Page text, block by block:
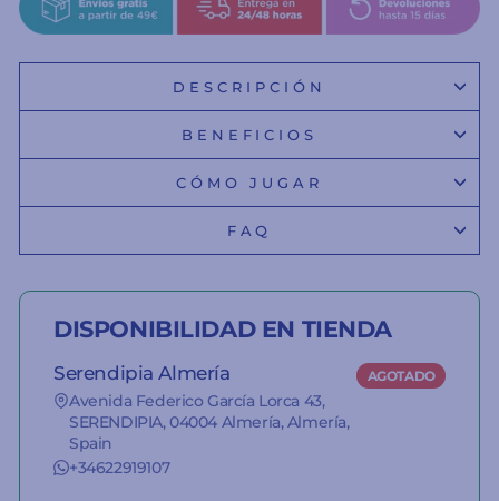
DESCRIPCIÓN
BENEFICIOS
CÓMO JUGAR
FAQ
DISPONIBILIDAD EN TIENDA
Serendipia Almería
Avenida Federico García Lorca 43,
SERENDIPIA, 04004 Almería, Almería,
Spain
+34622919107
AGOTADO